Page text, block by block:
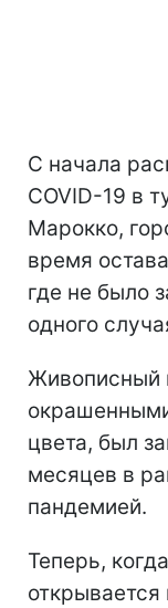
С начала
COVID-19 в
Марокко,
время
где не было
одного
Живописный
цвета, был
месяцев в
пандемией.
Теперь,
открывается